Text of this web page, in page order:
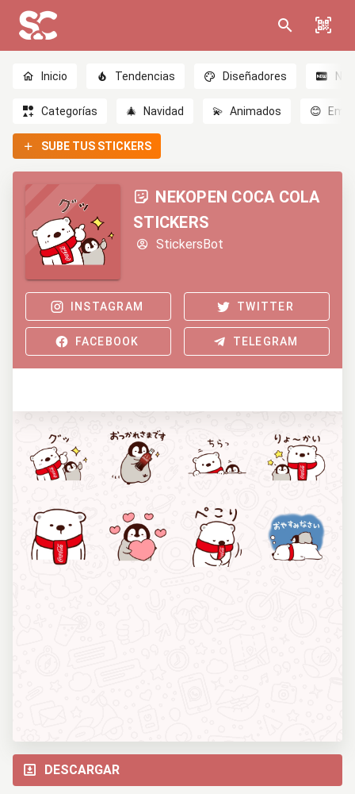
Inicio Tendencias Diseñadores
Categorías 🎄 Navidad 💫 Animados 😊
SUBE TUS STICKERS
NEKOPEN COCA COLA
STICKERS
StickersBot
INSTAGRAM TWITTER
FACEBOOK TELEGRAM
DESCARGAR